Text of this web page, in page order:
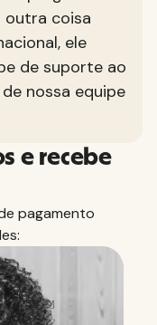
outra coisa
ele
de suporte ao
nossa equipe
e recebe
pagamento